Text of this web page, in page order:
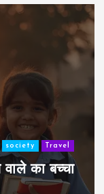
society Travel
का बच्चा